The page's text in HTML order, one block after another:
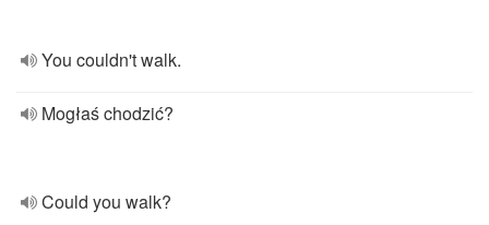
You couldn't walk.
Mogłaś chodzić?
Could you walk?